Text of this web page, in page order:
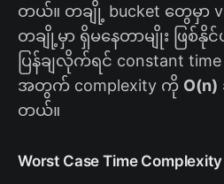
တယ်။ တချို့ bucket တွေမှာ
တချို့မှာ ရှိမနေတာမျိုး ဖြစ်နို
ပြန်ချလိုက်ရင် constant
အတွက် complexity ကို O(n)
တယ်။
Worst Case Time Complexity